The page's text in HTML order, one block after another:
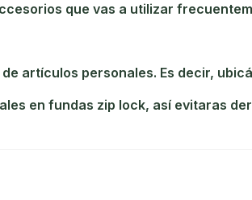
que vas a utilizar
artículos personales. Es decir,
en fundas zip lock, así evitaras